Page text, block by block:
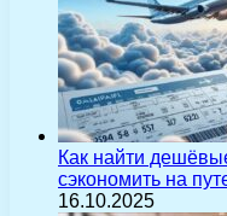
Как найти
сэкономить на
16.10.2025